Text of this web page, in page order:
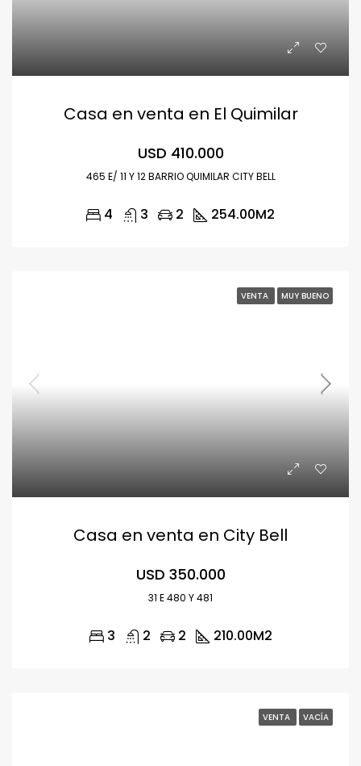
Casa en venta en El Quimilar
USD 410.000
465 E/ 11 Y 12 BARRIO QUIMILAR CITY BELL
4 3 2 254.00M2
VENTA MUY BUENO
Casa en venta en City Bell
USD 350.000
31 E 480 Y 481
3 2 2 210.00M2
VENTA VACÍA